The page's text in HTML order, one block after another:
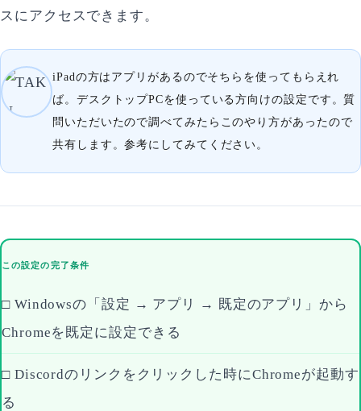
スにアクセスできます。
iPadの方はアプリがあるのでそちらを使ってもらえれ
ば。デスクトップPCを使っている方向けの設定です。質
問いただいたので調べてみたらこのやり方があったので
共有します。参考にしてみてください。
この設定の完了条件
□ Windowsの「設定 → アプリ → 既定のアプリ」から
Chromeを既定に設定できる
□ Discordのリンクをクリックした時にChromeが起動す
る